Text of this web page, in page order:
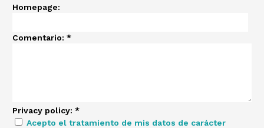
Homepage:
Comentario: *
Privacy policy: *
Acepto el tratamiento de mis datos de carácter